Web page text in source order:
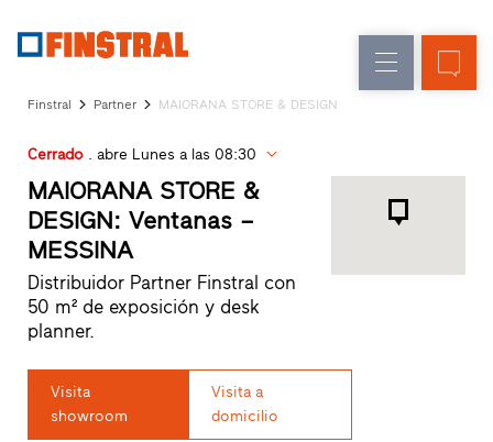
de
entrada
Acristalamientos
nueva
para
Arquitectos
Programa
Finstral
Partner
Búsqueda
de
distribuidores
Finstral Partner MAIORANA STORE & DESIGN
Cerrado. abre Lunes a las 08:30
MAIORANA STORE &
DESIGN: Ventanas –
MESSINA
Distribuidor Partner Finstral con
50 m² de exposición y desk
planner.
Visita
showroom
Visita a
domicilio